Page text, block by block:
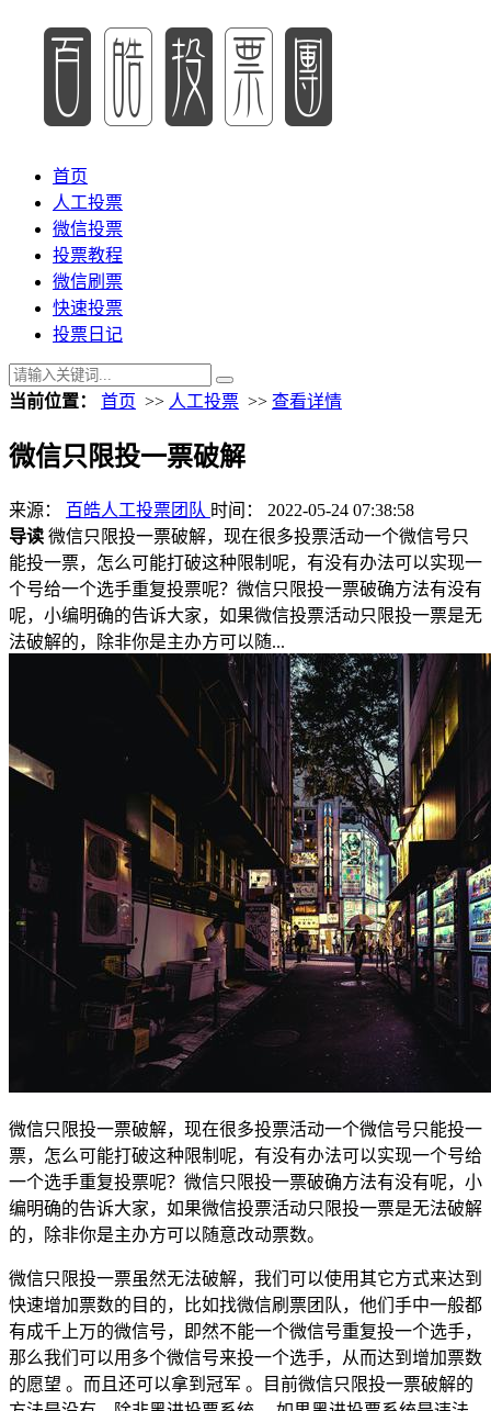
首页
人工投票
微信投票
投票教程
微信刷票
快速投票
投票日记
当前位置： 首页 >> 人工投票 >> 查看详情
微信只限投一票破解
来源： 百皓人工投票团队 时间： 2022-05-24 07:38:58
导读 微信只限投一票破解，现在很多投票活动一个微信号只
能投一票，怎么可能打破这种限制呢，有没有办法可以实现一
个号给一个选手重复投票呢？微信只限投一票破确方法有没有
呢，小编明确的告诉大家，如果微信投票活动只限投一票是无
法破解的，除非你是主办方可以随...
微信只限投一票破解，现在很多投票活动一个微信号只能投一
票，怎么可能打破这种限制呢，有没有办法可以实现一个号给
一个选手重复投票呢？微信只限投一票破确方法有没有呢，小
编明确的告诉大家，如果微信投票活动只限投一票是无法破解
的，除非你是主办方可以随意改动票数。
微信只限投一票虽然无法破解，我们可以使用其它方式来达到
快速增加票数的目的，比如找微信刷票团队，他们手中一般都
有成千上万的微信号，即然不能一个微信号重复投一个选手，
那么我们可以用多个微信号来投一个选手，从而达到增加票数
的愿望 。而且还可以拿到冠军 。目前微信只限投一票破解的